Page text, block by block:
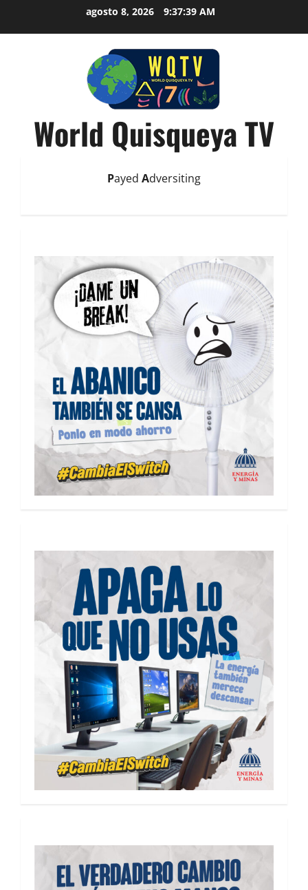
agosto 8, 2026 9:37:40 AM
World Quisqueya TV
Payed Adversiting